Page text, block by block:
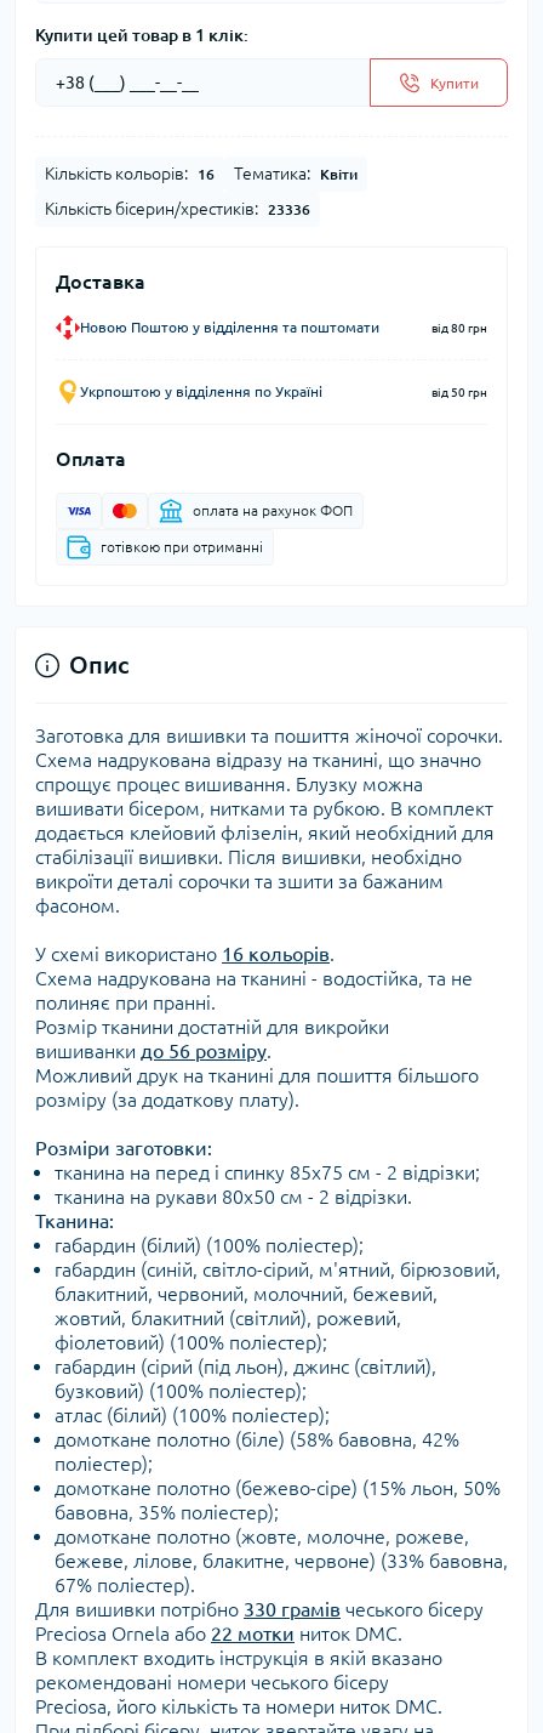
Купити цей товар в 1 клік:
Купити
Кількість кольорів: 16 Тематика: Квіти
Кількість бісерин/хрестиків: 23336
Доставка
Новою Поштою у відділення та поштомати від 80 грн
Укрпоштою у відділення по Україні від 50 грн
Оплата
оплата на рахунок ФОП
готівкою при отриманні
Опис
Заготовка для вишивки та пошиття жіночої сорочки.
Схема надрукована відразу на тканині, що значно
спрощує процес вишивання. Блузку можна
вишивати бісером, нитками та рубкою. В комплект
додається клейовий флізелін, який необхідний для
стабілізації вишивки. Після вишивки, необхідно
викроїти деталі сорочки та зшити за бажаним
фасоном.
У схемі використано 16 кольорів.
Схема надрукована на тканині - водостійка, та не
полиняє при пранні.
Розмір тканини достатній для викройки
вишиванки до 56 розміру.
Можливий друк на тканині для пошиття більшого
розміру (за додаткову плату).
Розміри заготовки:
тканина на перед і спинку 85х75 см - 2 відрізки;
тканина на рукави 80х50 см - 2 відрізки.
Тканина:
габардин (білий) (100% поліестер);
габардин (синій, світло-сірий, м'ятний, бірюзовий,
блакитний, червоний, молочний, бежевий,
жовтий, блакитний (світлий), рожевий,
фіолетовий) (100% поліестер);
габардин (сірий (під льон), джинс (світлий),
бузковий) (100% поліестер);
атлас (білий) (100% поліестер);
домоткане полотно (біле) (58% бавовна, 42%
поліестер);
домоткане полотно (бежево-сіре) (15% льон, 50%
бавовна, 35% поліестер);
домоткане полотно (жовте, молочне, рожеве,
бежеве, лілове, блакитне, червоне) (33% бавовна,
67% поліестер).
Для вишивки потрібно 330 грамів чеського бісеру
Preciosa Ornela або 22 мотки ниток DMC.
В комплект входить інструкція в якій вказано
рекомендовані номери чеського бісеру
Preciosa, його кількість та номери ниток DMC.